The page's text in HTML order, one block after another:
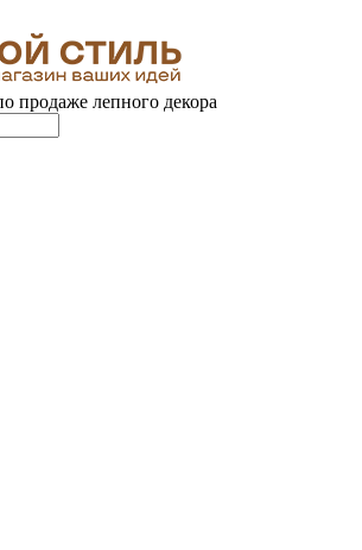
продаже лепного декора